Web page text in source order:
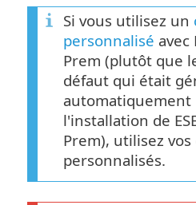
Si vous utilisez un
personnalisé avec
Prem (plutôt que
défaut qui était
automatiquement
l'installation de
Prem), utilisez
personnalisés.